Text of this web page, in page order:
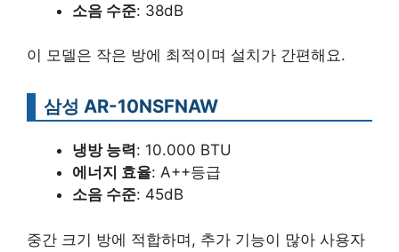
소음 수준: 38dB
이 모델은 작은 방에 최적이며 설치가 간편해요.
삼성 AR-10NSFNAW
냉방 능력: 10.000 BTU
에너지 효율: A++등급
소음 수준: 45dB
중간 크기 방에 적합하며, 추가 기능이 많아 사용자